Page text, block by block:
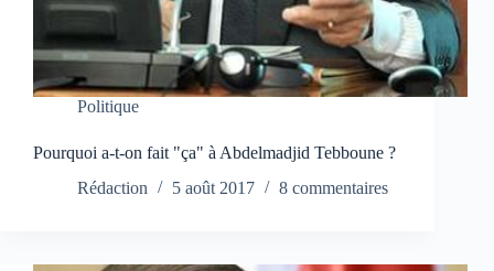
Politique
Pourquoi a-t-on fait "ça" à Abdelmadjid Tebboune ?
Rédaction
5 août 2017 8 commentaires